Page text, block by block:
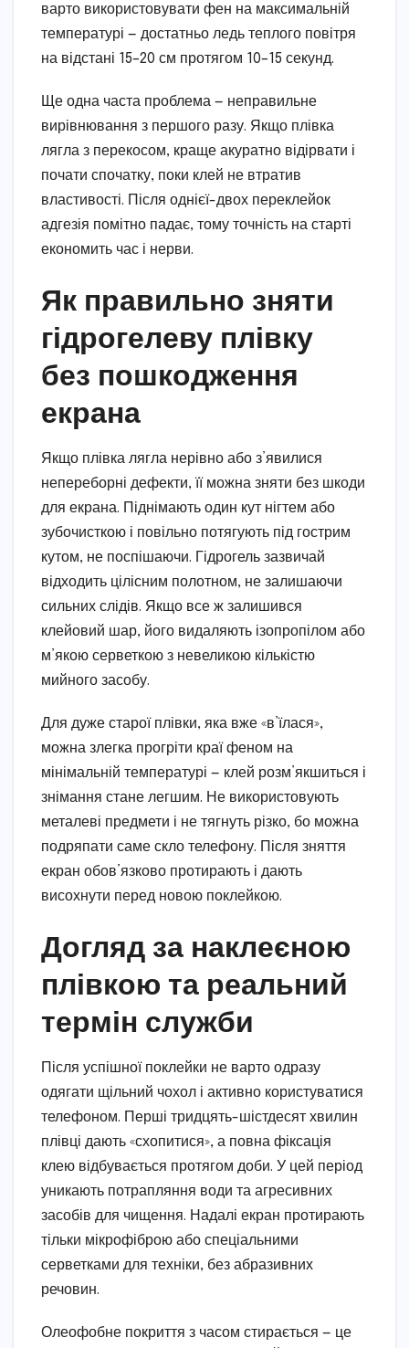
варто використовувати фен на максимальній
температурі — достатньо ледь теплого повітря
на відстані 15–20 см протягом 10–15 секунд.
Ще одна часта проблема — неправильне
вирівнювання з першого разу. Якщо плівка
лягла з перекосом, краще акуратно відірвати і
почати спочатку, поки клей не втратив
властивості. Після однієї-двох переклейок
адгезія помітно падає, тому точність на старті
економить час і нерви.
Як правильно зняти
гідрогелеву плівку
без пошкодження
екрана
Якщо плівка лягла нерівно або з’явилися
непереборні дефекти, її можна зняти без шкоди
для екрана. Піднімають один кут нігтем або
зубочисткою і повільно потягують під гострим
кутом, не поспішаючи. Гідрогель зазвичай
відходить цілісним полотном, не залишаючи
сильних слідів. Якщо все ж залишився
клейовий шар, його видаляють ізопропілом або
м’якою серветкою з невеликою кількістю
мийного засобу.
Для дуже старої плівки, яка вже «в’їлася»,
можна злегка прогріти краї феном на
мінімальній температурі — клей розм’якшиться і
знімання стане легшим. Не використовують
металеві предмети і не тягнуть різко, бо можна
подряпати саме скло телефону. Після зняття
екран обов’язково протирають і дають
висохнути перед новою поклейкою.
Догляд за наклеєною
плівкою та реальний
термін служби
Після успішної поклейки не варто одразу
одягати щільний чохол і активно користуватися
телефоном. Перші тридцять-шістдесят хвилин
плівці дають «схопитися», а повна фіксація
клею відбувається протягом доби. У цей період
уникають потрапляння води та агресивних
засобів для чищення. Надалі екран протирають
тільки мікрофіброю або спеціальними
серветками для техніки, без абразивних
речовин.
Олеофобне покриття з часом стирається — це